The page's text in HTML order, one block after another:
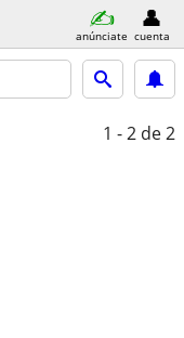
anúnciate cuenta
1 - 2 de 2